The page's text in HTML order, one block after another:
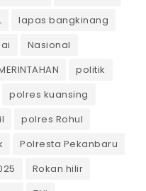
lapas bangkinang
Nasional
politik
polres kuansing
polres Rohul
Polresta Pekanbaru
Rokan hilir